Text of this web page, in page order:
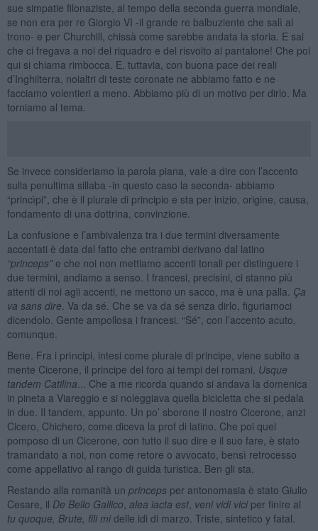
sue simpatie filonaziste, al tempo della seconda guerra mondiale,
se non era per re Giorgio VI -il grande re balbuziente che salì al
trono- e per Churchill, chissà come sarebbe andata la storia. E sai
che ci fregava a noi del riquadro e del risvolto al pantalone! Che poi
qui si chiama rimbocca. E, tuttavia, con buona pace dei reali
d’Inghilterra, noialtri di teste coronate ne abbiamo fatto e ne
facciamo volentieri a meno. Abbiamo più di un motivo per dirlo. Ma
torniamo al tema.
Se invece consideriamo la parola piana, vale a dire con l’accento
sulla penultima sillaba -in questo caso la seconda- abbiamo
“princìpi”, che è il plurale di principio e sta per inizio, origine, causa,
fondamento di una dottrina, convinzione.
La confusione e l’ambivalenza tra i due termini diversamente
accentati è data dal fatto che entrambi derivano dal latino
“princeps” e che noi non mettiamo accenti tonali per distinguere i
due termini, andiamo a senso. I francesi, precisini, ci stanno più
attenti di noi agli accenti, ne mettono un sacco, ma è una palla. Ça
va sans dire . Va da sé. Che se va da sé senza dirlo, figuriamoci
dicendolo. Gente ampollosa i francesi. “Sé”, con l’accento acuto,
comunque.
Bene. Fra i prìncipi, intesi come plurale di principe, viene subito a
mente Cicerone, il principe del foro ai tempi dei romani. Usque
tandem Catilina ... Che a me ricorda quando si andava la domenica
in pineta a Viareggio e si noleggiava quella bicicletta che si pedala
in due. Il tandem, appunto. Un po’ sborone il nostro Cicerone, anzi
Cicero, Chichero, come diceva la prof di latino. Che poi quel
pomposo di un Cicerone, con tutto il suo dire e il suo fare, è stato
tramandato a noi, non come retore o avvocato, bensì retrocesso
come appellativo al rango di guida turistica. Ben gli sta.
Restando alla romanità un princepsper antonomasia è stato Giulio
Cesare, il De Bello Gallico alea iacta est, veni vidi viciper finire al
tu quoque, Brute, fili midelle idi di marzo. Triste, sintetico y fatal.